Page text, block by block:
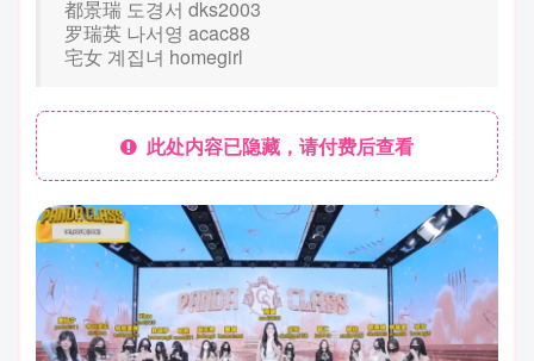
都景瑞 도경서 dks2003
罗瑞英 나서영 acac88
宅女 계집녀 homegirl
此处内容已隐藏，请付费后查看